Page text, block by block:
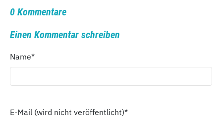
0 Kommentare
Einen Kommentar schreiben
Name*
E-Mail (wird nicht veröffentlicht)*